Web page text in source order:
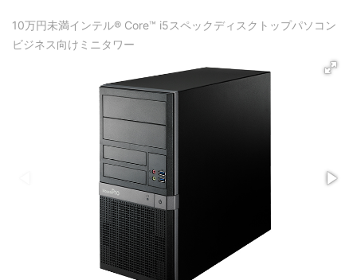
10万円未満インテル® Core™ i5スペックディスクトップパソコン
ビジネス向け ミニタワー